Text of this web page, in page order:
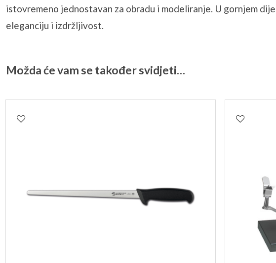
istovremeno jednostavan za obradu i modeliranje. U gornjem
eleganciju i izdržljivost.
Možda će vam se također svidjeti…